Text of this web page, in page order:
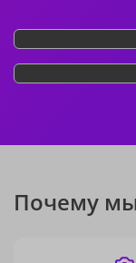
Почему